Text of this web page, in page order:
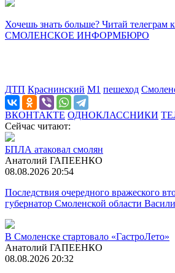
Хочешь знать больше? Читай телеграм
СМОЛЕНСКОЕ ИНФОРМБЮРО
ДТП Краснинский М1 пешеход
ВКОНТАКТЕ ОДНОКЛАССНИКИ
Сейчас читают:
БПЛА атаковал смолян
Анатолий ГАПЕЕНКО
08.08.2026 20:54
Последствия очередного вражеского
губернатор Смоленской области
В Смоленске стартовало «ГастроЛето»
Анатолий ГАПЕЕНКО
08.08.2026 20:32